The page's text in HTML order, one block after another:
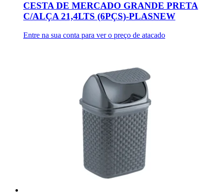
CESTA DE MERCADO GRANDE PRETA
C/ALÇA 21,4LTS (6PÇS)-PLASNEW
Entre na sua conta para ver o preço de atacado